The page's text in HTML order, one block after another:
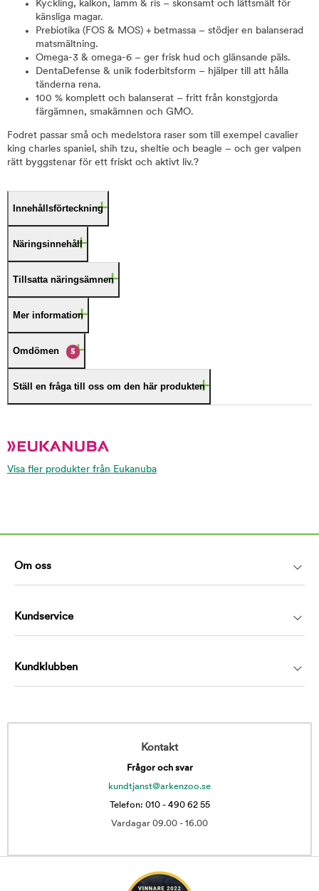
Kyckling, kalkon, lamm & ris – skonsamt och lättsmält för
känsliga magar.
Prebiotika (FOS & MOS) + betmassa – stödjer en balanserad
matsmältning.
Omega-3 & omega-6 – ger frisk hud och glänsande päls.
DentaDefense & unik foderbitsform – hjälper till att hålla
tänderna rena.
100 % komplett och balanserat – fritt från konstgjorda
färgämnen, smakämnen och GMO.
Fodret passar små och medelstora raser som till exempel cavalier
king charles spaniel, shih tzu, sheltie och beagle – och ger valpen
rätt byggstenar för ett friskt och aktivt liv.?
Innehållsförteckning
Näringsinnehåll
Tillsatta näringsämnen
Mer information
Omdömen 5
Ställ en fråga till oss om den här produkten
Visa fler produkter från Eukanuba
Om oss
Kundservice
Kundklubben
Kontakt
Frågor och svar
kundtjanst@arkenzoo.se
Telefon: 010 - 490 62 55
Vardagar 09.00 - 16.00